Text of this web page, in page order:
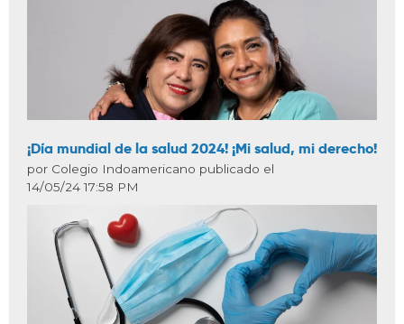
¡Día mundial de la salud 2024! ¡Mi salud, mi derecho!
por Colegio Indoamericano publicado el
14/05/24 17:58 PM